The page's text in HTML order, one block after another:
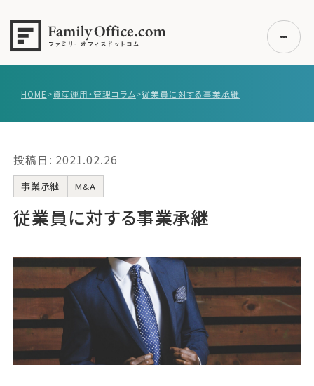
事例紹介
エキスパート一覧
無料講座
利用者の声
無料ご相談 ログイン
運営会社
HOME>資産運用・管理コラム>従業員に対する事業承継
投稿日: 2021.02.26
事業承継 M&A
従業員に対する事業承継